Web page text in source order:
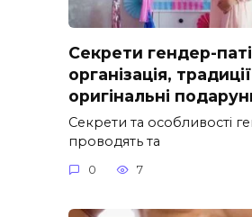
Секрети гендер-
організація,
оригінальні
Секрети та особливості
проводять та
0 7